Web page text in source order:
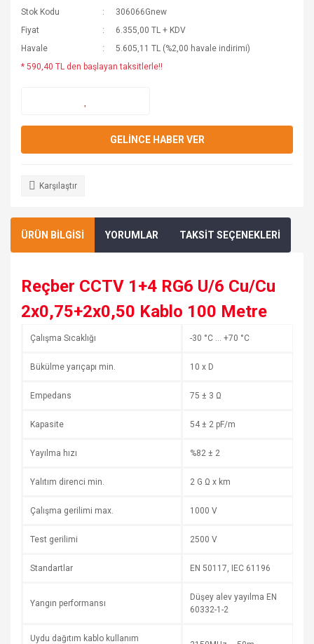
Stok Kodu
306066Gnew
Fiyat
6.355,00 TL + KDV
Havale
5.605,11 TL (%2,00 havale indirimi)
* 590,40 TL den başlayan taksitlerle!!
GELİNCE HABER VER
Karşılaştır
ÜRÜN BİLGİSİ YORUMLAR TAKSİT SEÇENEKLERİ
Reçber CCTV 1+4 RG6 U/6 Cu/Cu
2x0,75+2x0,50 Kablo 100 Metre
Çalışma Sıcaklığı -30 °C … +70 °C
Bükülme yarıçapı min. 10 x D
Empedans 75 ± 3 Ω
Kapasite 54 ± 2 pF/m
Yayılma hızı %82 ± 2
Yalıtım direnci min. 2 G Ω x km
Çalışma gerilimi max. 1000 V
Test gerilimi 2500 V
Standartlar EN 50117, IEC 61196
Yangın performansı
Düşey alev yayılma EN
60332-1-2
Uydu dağıtım kablo kullanım